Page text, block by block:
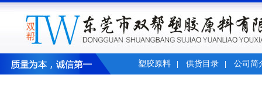
塑胶原料 供货目录 公司简